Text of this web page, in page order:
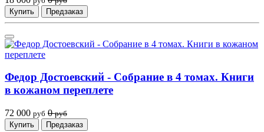
Купить
Предзаказ
Федор Достоевский - Собрание в 4 томах. Книги
в кожаном переплете
72 000 руб 0 руб
Купить
Предзаказ